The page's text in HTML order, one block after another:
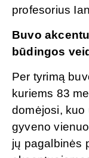
profesorius
Buvo
būdingos
Per tyrimą
kuriems 83
domėjosi, kuo
gyveno
jų pagalbinės